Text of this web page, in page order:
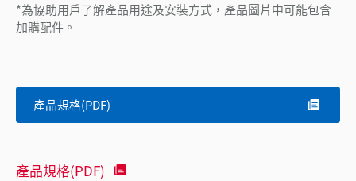
*為協助用戶了解產品用途及安裝方式，產品圖片中可能包含
加購配件。
產品規格(PDF)
產品規格(PDF)